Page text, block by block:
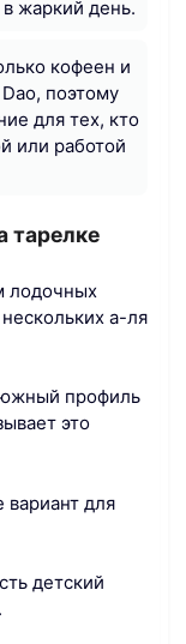
жаркий день.
кофеен и
поэтому
для тех, кто
или работой
тарелке
лодочных
а-ля
профиль
это
для
детский